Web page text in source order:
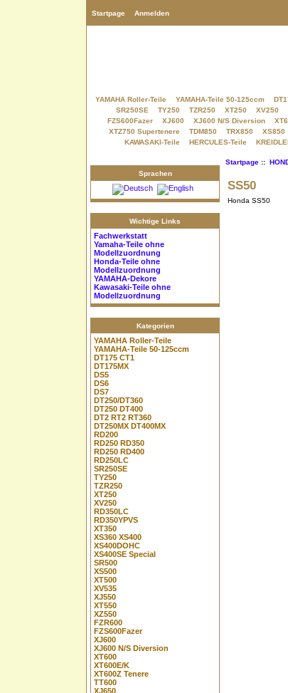
Startpage Anmelden
YAMAHA Roller-Teile YAMAHA-Teile 50-125ccm
SR250SE
TY250 TZR250 XT250 XV250
FZS600Fazer
XJ600 XJ600 N/S Diversion
XTZ750 Supertenere
TDM850 TRX850 XS850
KAWASAKI-Teile
HERCULES-Teile
Sprachen
Wichtige Links
Fachwerkstatt
Yamaha-Teile ohne
Modellzuordnung
Honda-Teile ohne
Modellzuordnung
YAMAHA-Dekore
Kawasaki-Teile ohne
Modellzuordnung
Kategorien
YAMAHA Roller-Teile
YAMAHA-Teile 50-125ccm
DT175 CT1
DT175MX
DS5
DS6
DS7
DT250/DT360
DT250 DT400
DT2 RT2 RT360
DT250MX DT400MX
RD200
RD250 RD350
RD250 RD400
RD250LC
SR250SE
TY250
TZR250
XT250
XV250
RD350LC
RD350YPVS
XT350
XS360 XS400
XS400DOHC
XS400SE Special
SR500
XS500
XT500
XV535
XJ550
XT550
XZ550
FZR600
FZS600Fazer
XJ600
XJ600 N/S Diversion
XT600
XT600E/K
XT600Z Tenere
TT600
XJ650
Startpage::
SS50
Honda SS50